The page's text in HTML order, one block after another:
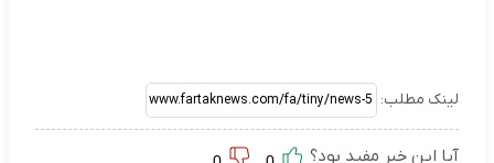
لینک مطلب:
آیا این خبر مفید بود؟